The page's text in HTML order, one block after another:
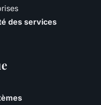
des services